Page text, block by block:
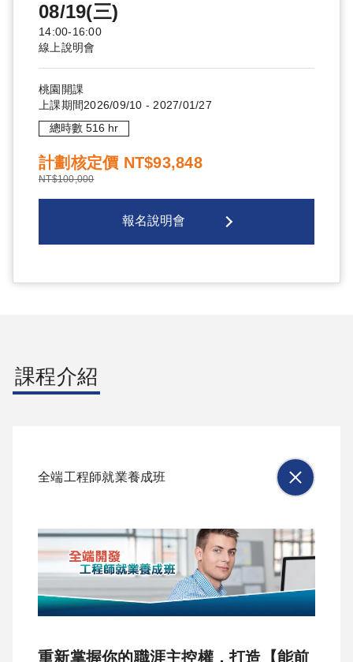
08/19(三)
14:00-16:00
線上說明會
桃園 開課
上課期間2026/09/10 - 2027/01/27
總時數 516 hr
計劃核定價 NT$93,848
NT$100,000
報名說明會
課程介紹
全端工程師就業養成班
重新掌握你的職涯主控權，打造【能前